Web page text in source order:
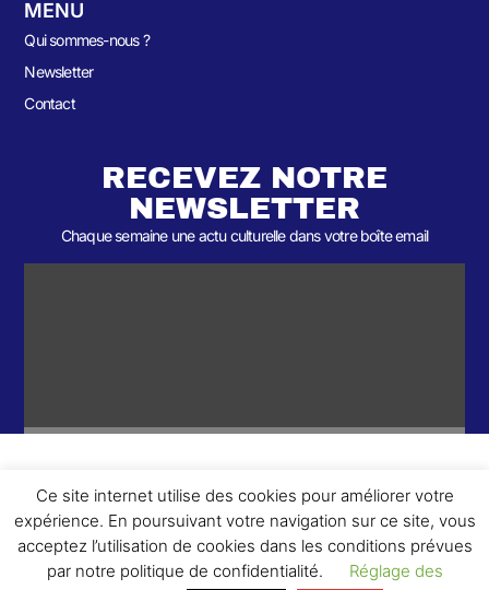
MENU
Qui sommes-nous ?
Newsletter
Contact
RECEVEZ NOTRE
NEWSLETTER
Chaque semaine une actu culturelle dans votre boîte email
© 2026- Une collaboration 2 ème Round et Yellowpoly. Tous droits
réservés.
Ce site internet utilise des cookies pour améliorer votre
expérience. En poursuivant votre navigation sur ce site, vous
acceptez l’utilisation de cookies dans les conditions prévues
par notre politique de confidentialité.
Réglage des